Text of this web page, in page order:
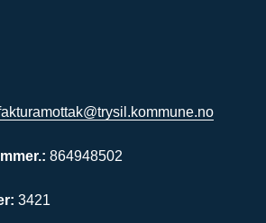
864948502
3421